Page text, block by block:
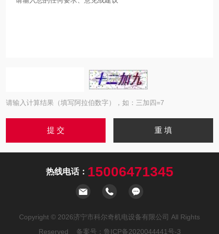
请输入计算结果（填写阿拉伯数字），如：三加四=7
热线电话： 15006471345
Copyright © 2026济宁市科尔奇机电设备有限公司 All Rights
Reserved 备案号： 鲁ICP备2020044441号-3